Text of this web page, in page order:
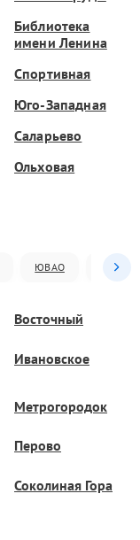
Библиотека
имени Ленина
Спортивная
Юго-Западная
Саларьево
Ольховая
ЮВАО ЮАО
Восточный
Ивановское
Метрогородок
Перово
Соколиная Гора